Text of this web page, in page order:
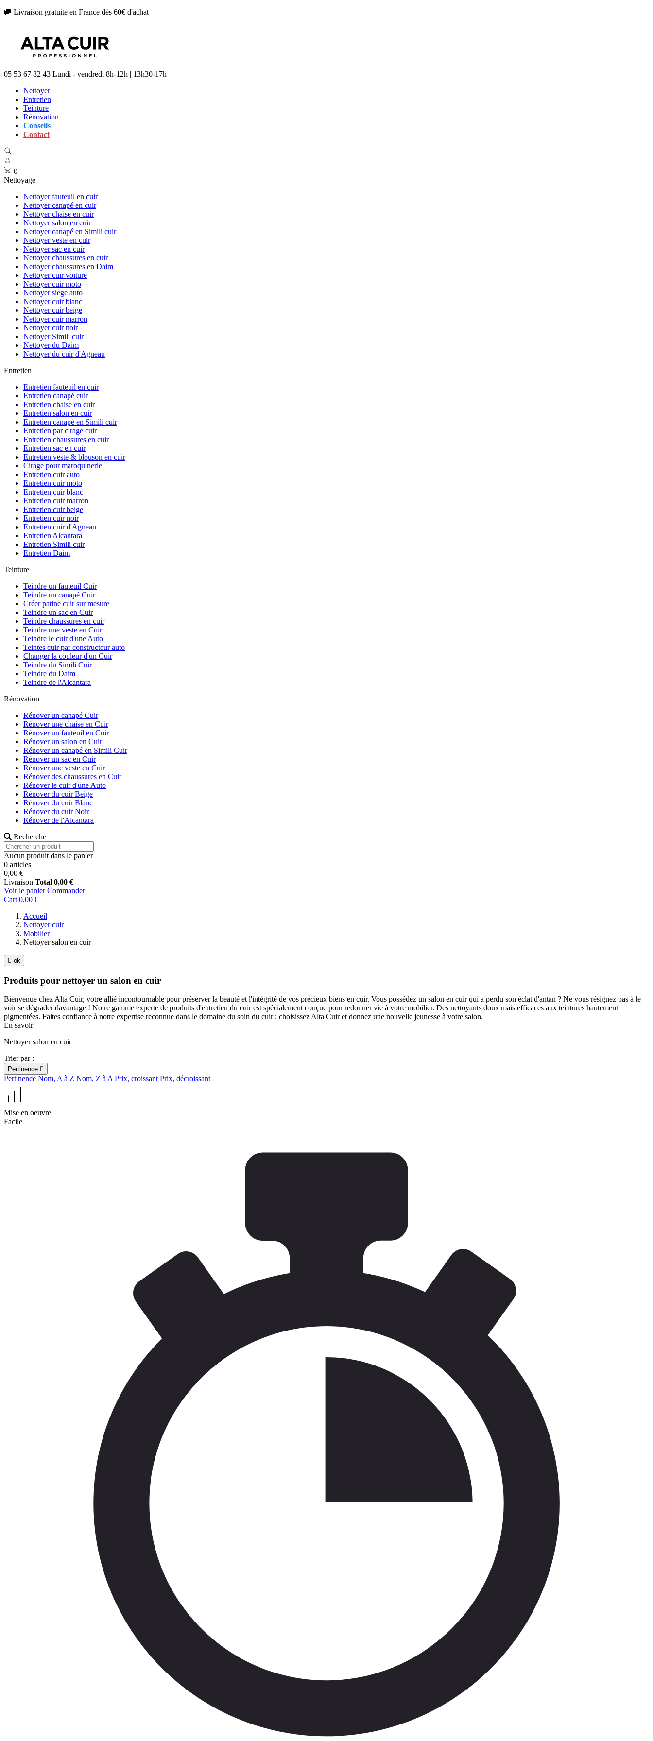
🚚 Livraison gratuite en France dès 60€ d'achat
05 53 67 82 43 Lundi - vendredi 8h-12h | 13h30-17h
Nettoyer
Entretien
Teinture
Rénovation
Conseils
Contact
0
Nettoyage
Nettoyer fauteuil en cuir
Nettoyer canapé en cuir
Nettoyer chaise en cuir
Nettoyer salon en cuir
Nettoyer canapé en Simili cuir
Nettoyer veste en cuir
Nettoyer sac en cuir
Nettoyer chaussures en cuir
Nettoyer chaussures en Daim
Nettoyer cuir voiture
Nettoyer cuir moto
Nettoyer siège auto
Nettoyer cuir blanc
Nettoyer cuir beige
Nettoyer cuir marron
Nettoyer cuir noir
Nettoyer Simili cuir
Nettoyer du Daim
Nettoyer du cuir d'Agneau
Entretien
Entretien fauteuil en cuir
Entretien canapé cuir
Entretien chaise en cuir
Entretien salon en cuir
Entretien canapé en Simili cuir
Entretien par cirage cuir
Entretien chaussures en cuir
Entretien sac en cuir
Entretien veste & blouson en cuir
Cirage pour maroquinerie
Entretien cuir auto
Entretien cuir moto
Entretien cuir blanc
Entretien cuir marron
Entretien cuir beige
Entretien cuir noir
Entretien cuir d'Agneau
Entretien Alcantara
Entretien Simili cuir
Entretien Daim
Teinture
Teindre un fauteuil Cuir
Teindre un canapé Cuir
Créer patine cuir sur mesure
Teindre un sac en Cuir
Teindre chaussures en cuir
Teindre une veste en Cuir
Teindre le cuir d'une Auto
Teintes cuir par constructeur auto
Changer la couleur d'un Cuir
Teindre du Simili Cuir
Teindre du Daim
Teindre de l'Alcantara
Rénovation
Rénover un canapé Cuir
Rénover une chaise en Cuir
Rénover un fauteuil en Cuir
Rénover un salon en Cuir
Rénover un canapé en Simili Cuir
Rénover un sac en Cuir
Rénover une veste en Cuir
Rénover des chaussures en Cuir
Rénover le cuir d'une Auto
Rénover du cuir Beige
Rénover du cuir Blanc
Rénover du cuir Noir
Rénover de l'Alcantara
Recherche
Aucun produit dans le panier
0 articles
0,00 €
Livraison Total 0,00 €
Voir le panier Commander
Cart 0,00 €
Accueil
Nettoyer cuir
Mobilier
Nettoyer salon en cuir
 ok
Produits pour nettoyer un salon en cuir
Bienvenue chez Alta Cuir, votre allié incontournable pour préserver la beauté et l'intégrité de vos précieux biens en cuir. Vous possédez un salon en cuir qui a perdu son éclat d'antan ? Ne vous résignez pas à le
voir se dégrader davantage ! Notre gamme experte de produits d'entretien du cuir est spécialement conçue pour redonner vie à votre mobilier. Des nettoyants doux mais efficaces aux teintures hautement
pigmentées. Faites confiance à notre expertise reconnue dans le domaine du soin du cuir : choisissez Alta Cuir et donnez une nouvelle jeunesse à votre salon.
En savoir +
Nettoyer salon en cuir
Trier par :
Pertinence 
Pertinence Nom, A à Z Nom, Z à APrix, croissantPrix, décroissant
Mise en oeuvre
Facile